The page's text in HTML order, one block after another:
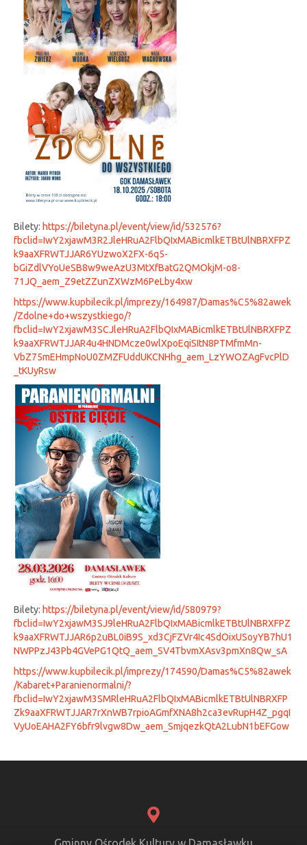
Bilety: https://biletyna.pl/event/view/id/532576?
fbclid=IwY2xjawM3R2JleHRuA2FlbQIxMABicmlkETBtUlNBRXFPZ
k9aaXFRWTJJAR6YUzwoX2FX-6q5-
bGiZdlVYoUeSB8w9weAzU3MtXfBatG2QMOkjM-o8-
71JQ_aem_Z9etZZunZXWzM6PeLby4xw
https://www.kupbilecik.pl/imprezy/164987/Damas%C5%82awek
/Zdolne+do+wszystkiego/?
fbclid=IwY2xjawM3SCJleHRuA2FlbQIxMABicmlkETBtUlNBRXFPZ
k9aaXFRWTJJAR4u4HNDMcze0wlXpoEqiSItN8PTMfmMn-
VbZ75mEHmpNoU0ZMZFUddUKCNHhg_aem_LzYWOZAgFvcPlD
_tKUyRsw
Bilety: https://biletyna.pl/event/view/id/580979?
fbclid=IwY2xjawM3SJ9leHRuA2FlbQIxMABicmlkETBtUlNBRXFPZ
k9aaXFRWTJJAR6p2uBL0iB9S_xd3CjFZVr4Ic4SdOixUSoyYB7hU1
NWPPzJ43Pb4GVePG1QtQ_aem_SV4TbvmXAsv3pmXn8Qw_sA
https://www.kupbilecik.pl/imprezy/174590/Damas%C5%82awek
/Kabaret+Paranienormalni/?
fbclid=IwY2xjawM3SMRleHRuA2FlbQIxMABicmlkETBtUlNBRXFP
Zk9aaXFRWTJJAR7rXnWB7rpioAGmfXNA8h2ca3evRupH4Z_pgqI
VyUoEAHA2FY6bfr9lvgw8Dw_aem_SmjqezkQtA2LubN1bEFGow